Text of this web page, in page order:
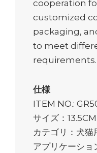
cooperation
customized
packaging,
to meet
requirements.
仕様
ITEM NO.:
サイズ：13.5CM
カテゴリ：犬猫
アプリケーショ